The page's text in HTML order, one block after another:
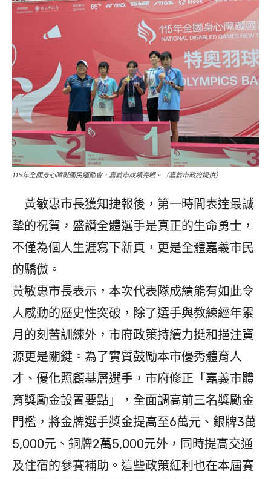
115年全國身心障礙國民運動會，嘉義市成績亮眼。（嘉義市政府提供）
黃敏惠市長獲知捷報後，第一時間表達最誠
摯的祝賀，盛讚全體選手是真正的生命勇士，
不僅為個人生涯寫下新頁，更是全體嘉義市民
的驕傲。
黃敏惠市長表示，本次代表隊成績能有如此令
人感動的歷史性突破，除了選手與教練經年累
月的刻苦訓練外，市府政策持續力挺和挹注資
源更是關鍵。為了實質鼓勵本市優秀體育人
才、優化照顧基層選手，市府修正「嘉義市體
育獎勵金設置要點」，全面調高前三名獎勵金
門檻，將金牌選手獎金提高至6萬元、銀牌3萬
5,000元、銅牌2萬5,000元外，同時提高交通
及住宿的參賽補助。這些政策紅利也在本屆賽